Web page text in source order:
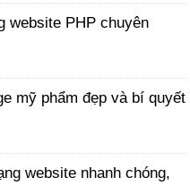
website PHP chuyên
mỹ phẩm đẹp và bí quyết
website nhanh chóng,